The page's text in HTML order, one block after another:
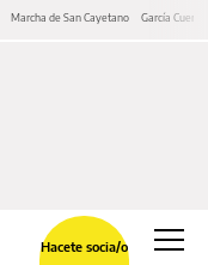
Marcha de San Cayetano García Cuerva
Hacete socia/o